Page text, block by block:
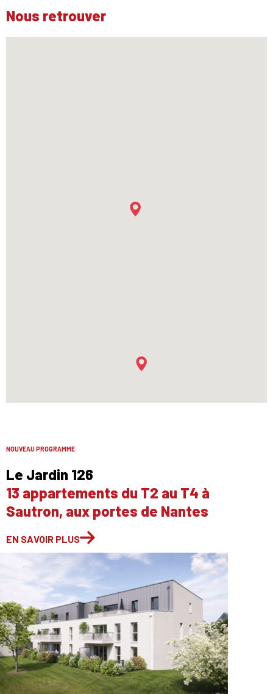
Nous retrouver
NOUVEAU PROGRAMME
Le Jardin 126
13 appartements du T2 au T4 à
Sautron, aux portes de Nantes
EN SAVOIR PLUS